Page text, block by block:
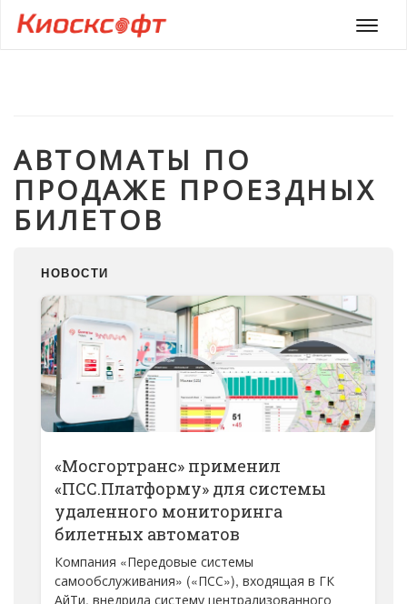
Меню
АВТОМАТЫ ПО
ПРОДАЖЕ ПРОЕЗДНЫХ
БИЛЕТОВ
НОВОСТИ
«Мосгортранс» применил
«ПСС.Платформу» для системы
удаленного мониторинга
билетных автоматов
Компания «Передовые системы
самообслуживания» («ПСС»), входящая в ГК
АйТи, внедрила систему централизованного